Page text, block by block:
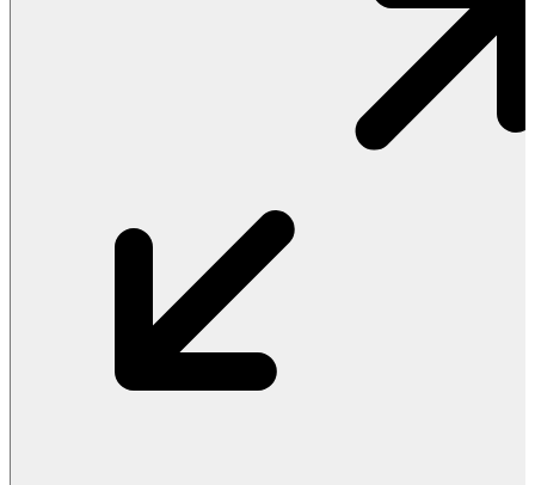
Thiết Bị Nước STIEBEL ELTRON
Thiết Bị Nước TÂN Á ĐẠI THÀNH